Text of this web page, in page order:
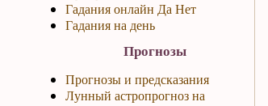
Гадания онлайн Да Нет
Гадания на день
Прогнозы
Прогнозы и предсказания
Лунный астропрогноз на